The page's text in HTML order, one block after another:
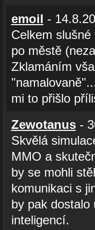
emoil -
Celkem
po městě
Zklamáním
mi to přišlo
Zewotanus-
Skvělá
MMO a
by se mohli
komunikaci s
by pak dostalo
inteligencí.